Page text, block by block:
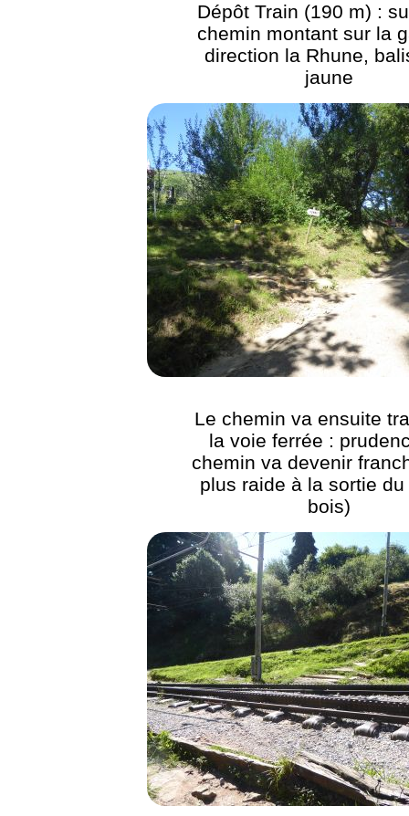
Dépôt Train (190 m) :
chemin montant sur la
direction la Rhune,
jaune
Le chemin va ensuite
la voie ferrée :
chemin va devenir
plus raide à la sortie
bois)